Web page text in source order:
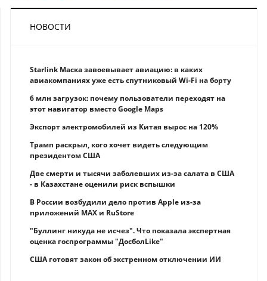
НОВОСТИ
Starlink Маска завоевывает авиацию: в каких
авиакомпаниях уже есть спутниковый Wi-Fi на борту
6 млн загрузок: почему пользователи переходят на
этот навигатор вместо Google Maps
Экспорт электромобилей из Китая вырос на 120%
Трамп раскрыл, кого хочет видеть следующим
президентом США
Две смерти и тысячи заболевших из-за салата в США
- в Казахстане оценили риск вспышки
В России возбудили дело против Apple из-за
приложений MAX и RuStore
"Буллинг никуда не исчез". Что показала экспертная
оценка госпрограммы "ДосболLike"
США готовят закон об экстренном отключении ИИ